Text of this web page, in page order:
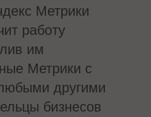
Метрики
работу
им
Метрики с
другими
бизнесов